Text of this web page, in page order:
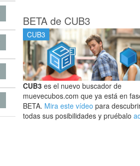
BETA de CUB3
CUB3
CUB3es el nuevo buscador de
muevecubos.com que ya está en
BETA. Mira este vídeo para
todas sus posibilidades y pruébalo